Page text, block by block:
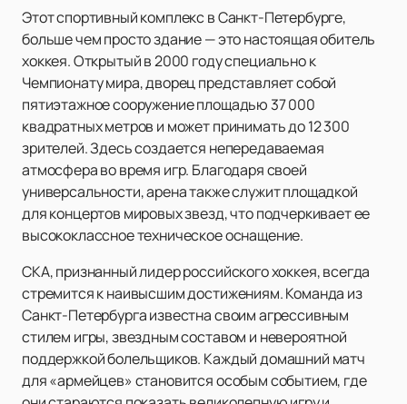
Этот спортивный комплекс в Санкт-Петербурге,
больше чем просто здание — это настоящая обитель
хоккея. Открытый в 2000 году специально к
Чемпионату мира, дворец представляет собой
пятиэтажное сооружение площадью 37 000
квадратных метров и может принимать до 12 300
зрителей. Здесь создается непередаваемая
атмосфера во время игр. Благодаря своей
универсальности, арена также служит площадкой
для концертов мировых звезд, что подчеркивает ее
высококлассное техническое оснащение.
СКА, признанный лидер российского хоккея, всегда
стремится к наивысшим достижениям. Команда из
Санкт-Петербурга известна своим агрессивным
стилем игры, звездным составом и невероятной
поддержкой болельщиков. Каждый домашний матч
для «армейцев» становится особым событием, где